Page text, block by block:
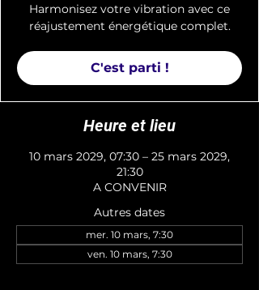
Harmonisez votre vibration avec ce
réajustement énergétique complet.
C'est parti !
Heure et lieu
10 mars 2029, 07:30 – 25 mars 2029,
21:30
A CONVENIR
Autres dates
mer. 10 mars, 7:30
ven. 10 mars, 7:30